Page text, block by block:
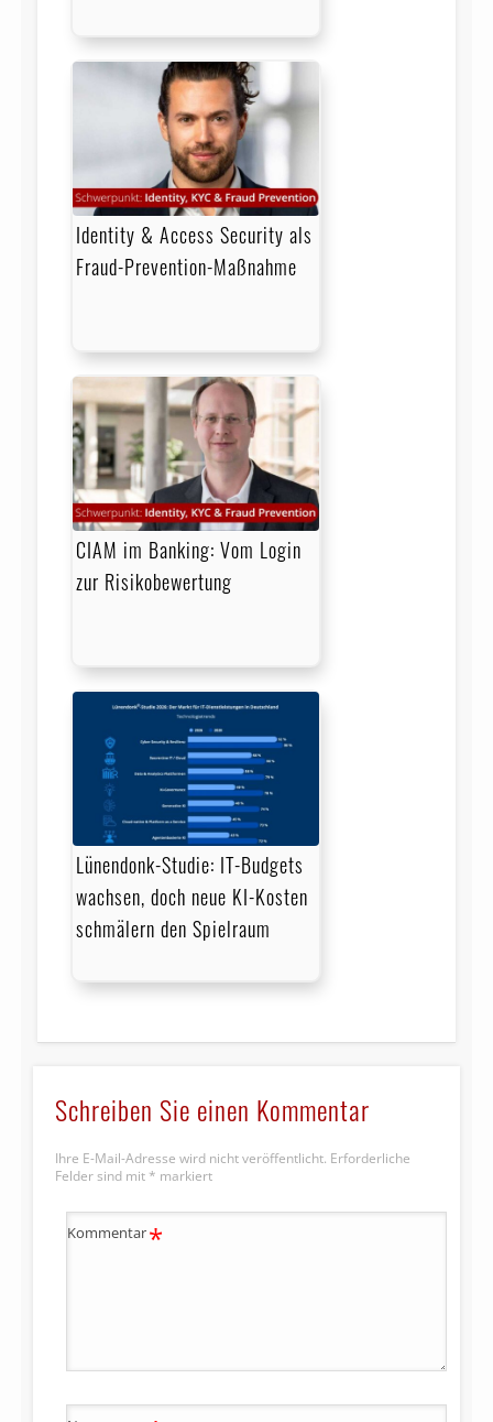
Identity & Access Security als
Fraud-Prevention-Maßnahme
CIAM im Banking: Vom Login
zur Risikobewertung
Lünendonk-Studie: IT-Budgets
wachsen, doch neue KI-Kosten
schmälern den Spielraum
Schreiben Sie einen Kommentar
Ihre E-Mail-Adresse wird nicht veröffentlicht. Erforderliche
Felder sind mit * markiert
Kommentar*